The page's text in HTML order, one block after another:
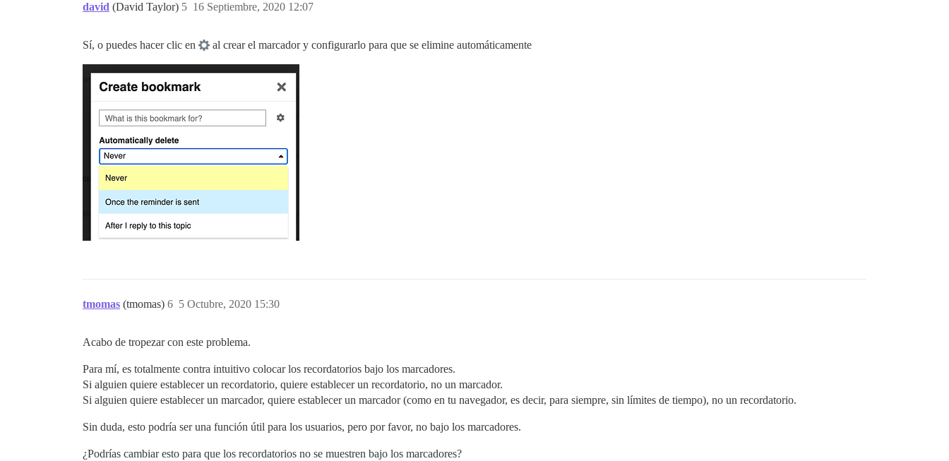
david (David Taylor) 16 Septiembre, 2020 12:07
5
Sí, o puedes hacer clic en al crear el marcador y configurarlo para que se elimine automáticamente
tmomas (tmomas) 5 Octubre, 2020 15:30
6
Acabo de tropezar con este problema.
Para mí, es totalmente contra intuitivo colocar los recordatorios bajo los marcadores.
Si alguien quiere establecer un recordatorio, quiere establecer un recordatorio, no un marcador.
Si alguien quiere establecer un marcador, quiere establecer un marcador (como en tu navegador, es decir, para siempre, sin límites de tiempo), no un recordatorio.
Sin duda, esto podría ser una función útil para los usuarios, pero por favor, no bajo los marcadores.
¿Podrías cambiar esto para que los recordatorios no se muestren bajo los marcadores?